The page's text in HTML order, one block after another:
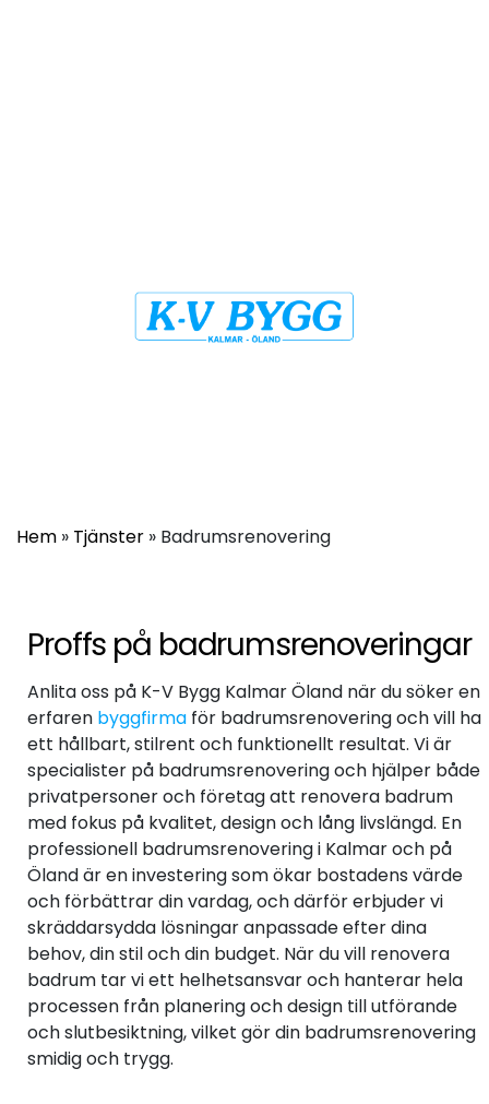
Hem » Tjänster » Badrumsrenovering
Proffs på badrumsrenoveringar
Anlita oss på K-V Bygg Kalmar Öland när du söker en
erfaren byggfirma för badrumsrenovering och vill ha
ett hållbart, stilrent och funktionellt resultat. Vi är
specialister på badrumsrenovering och hjälper både
privatpersoner och företag att renovera badrum
med fokus på kvalitet, design och lång livslängd. En
professionell badrumsrenovering i Kalmar och på
Öland är en investering som ökar bostadens värde
och förbättrar din vardag, och därför erbjuder vi
skräddarsydda lösningar anpassade efter dina
behov, din stil och din budget. När du vill renovera
badrum tar vi ett helhetsansvar och hanterar hela
processen från planering och design till utförande
och slutbesiktning, vilket gör din badrumsrenovering
smidig och trygg.